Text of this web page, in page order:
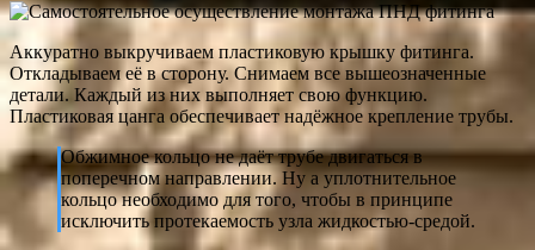
Аккуратно выкручиваем пластиковую крышку фитинга.
Откладываем её в сторону. Снимаем все вышеозначенные
детали. Каждый из них выполняет свою функцию.
Пластиковая цанга обеспечивает надёжное крепление трубы.
Обжимное кольцо не даёт трубе двигаться в
поперечном направлении. Ну а уплотнительное
кольцо необходимо для того, чтобы в принципе
исключить протекаемость узла жидкостью-средой.